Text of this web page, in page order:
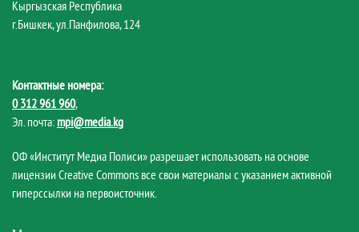
Кыргызская Республика
г.Бишкек, ул.Панфилова, 124
Контактные номера:
0 312 961 960,
Эл. почта: mpi@media.kg
ОФ «Институт Медиа Полиси» разрешает использовать на основе
лицензии Creative Commons все свои материалы с указанием активной
гиперссылки на первоисточник.